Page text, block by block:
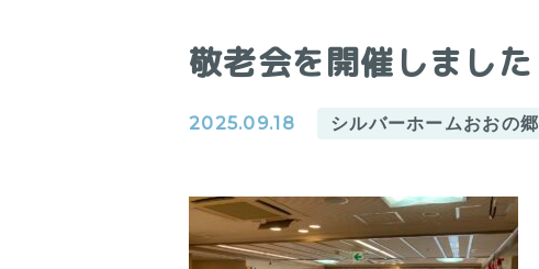
敬老会を開催しました
2025.09.18 シルバーホームおおの郷